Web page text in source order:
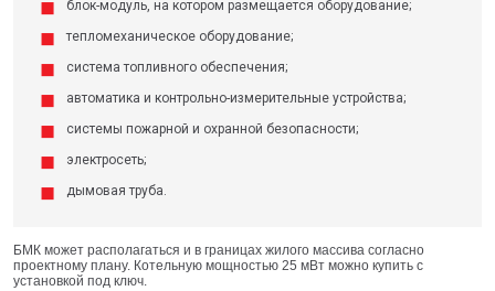
блок-модуль, на котором размещается оборудование;
тепломеханическое оборудование;
система топливного обеспечения;
автоматика и контрольно-измерительные устройства;
системы пожарной и охранной безопасности;
электросеть;
дымовая труба.
БМК может располагаться и в границах жилого массива согласно
проектному плану. Котельную мощностью 25 мВт можно купить с
установкой под ключ.